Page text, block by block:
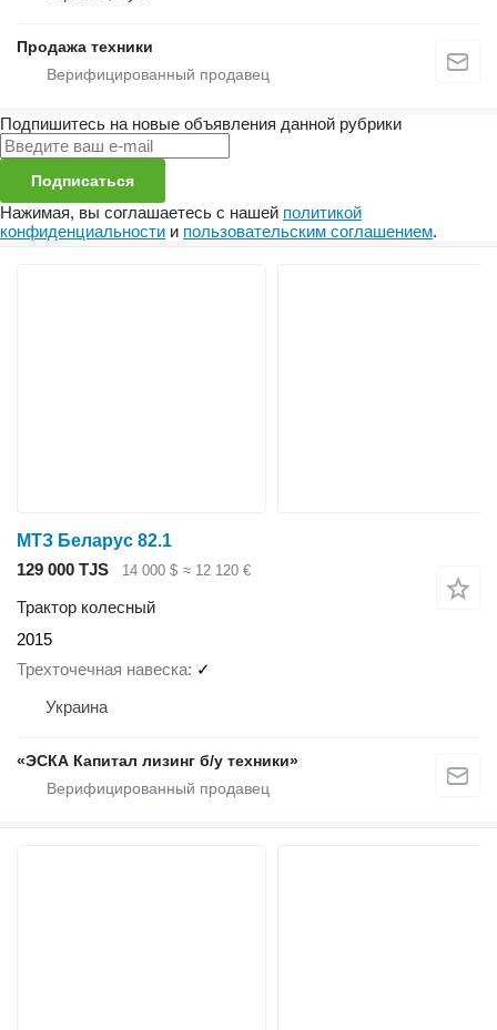
Продажа техники
Подпишитесь на новые объявления данной рубрики
Подписаться
Нажимая, вы соглашаетесь с нашей политикой
конфиденциальности и пользовательским соглашением.
МТЗ Беларус 82.1
129 000 TJS
14 000 $ ≈ 12 120 €
Трактор колесный
2015
Трехточечная навеска ✓
Украина
«ЭСКА Капитал лизинг б/у техники»